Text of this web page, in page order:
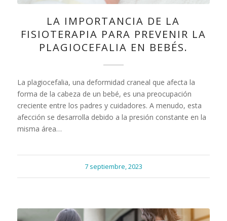
LA IMPORTANCIA DE LA
FISIOTERAPIA PARA PREVENIR LA
PLAGIOCEFALIA EN BEBÉS.
La plagiocefalia, una deformidad craneal que afecta la
forma de la cabeza de un bebé, es una preocupación
creciente entre los padres y cuidadores. A menudo, esta
afección se desarrolla debido a la presión constante en la
misma área…
7 septiembre, 2023